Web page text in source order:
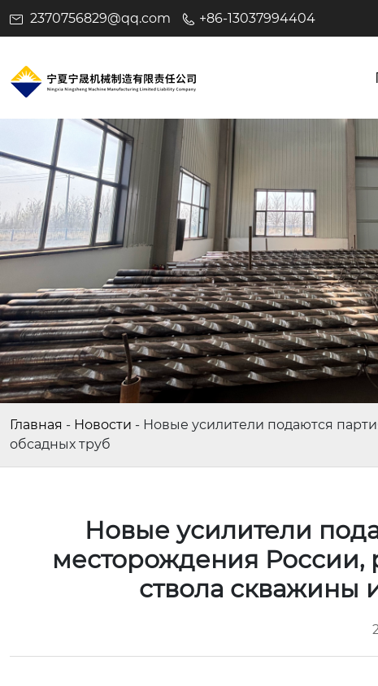
2370756829@qq.com +86-13037994404
Главная - Новости - Новые усилители подаются
обсадных труб
Новые усилители
месторождения
ствола скважины